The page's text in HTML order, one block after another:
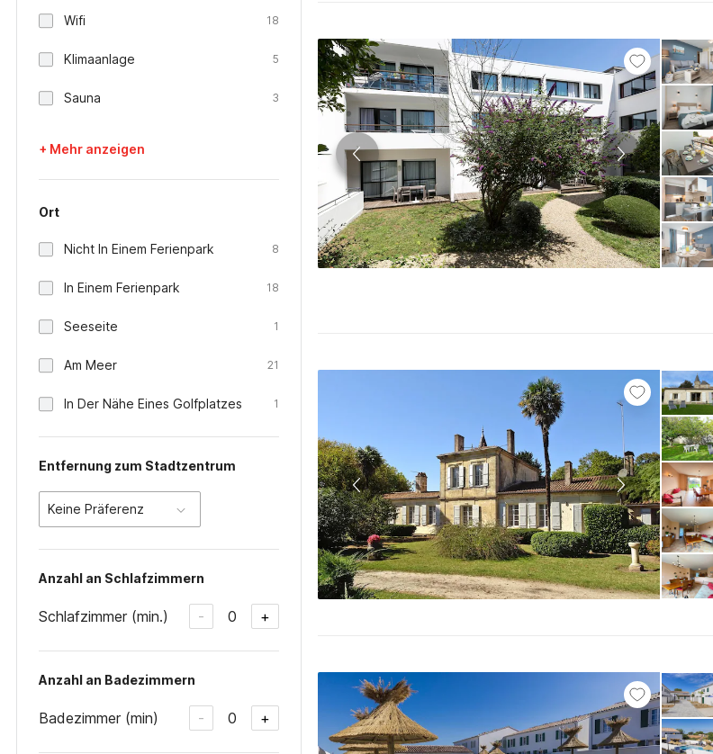
Wifi 18
Klimaanlage 5
Sauna 3
+ Mehr anzeigen
Ort
Nicht In Einem Ferienpark 8
In Einem Ferienpark 18
Seeseite 1
Am Meer 21
In Der Nähe Eines Golfplatzes 1
Entfernung zum Stadtzentrum
Keine Präferenz
Anzahl an Schlafzimmern
Schlafzimmer (min.) - 0 +
Anzahl an Badezimmern
Badezimmer (min) - 0 +